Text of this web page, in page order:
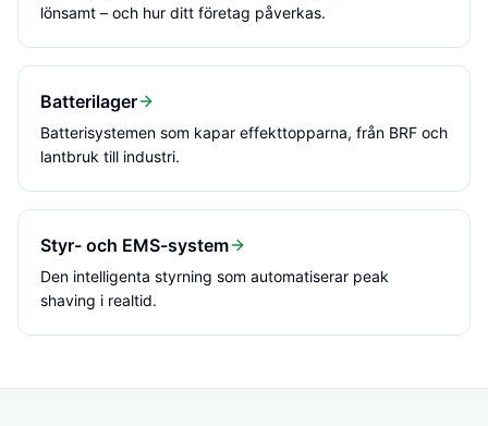
lönsamt – och hur ditt företag påverkas.
Batterilager
Batterisystemen som kapar effekttopparna, från BRF och
lantbruk till industri.
Styr- och EMS-system
Den intelligenta styrning som automatiserar peak
shaving i realtid.